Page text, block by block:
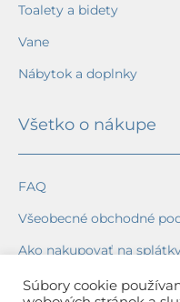
Toalety a bidety
Vane
Nábytok a doplnky
Všetko o nákupe
FAQ
Všeobecné obchodné
Ako nakupovať na
Ochrana osobných
Súbory cookie